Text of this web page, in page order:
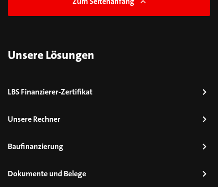
Unsere Lösungen
LBS Finanzierer-Zertifikat
Unsere Rechner
Baufinanzierung
Dokumente und Belege